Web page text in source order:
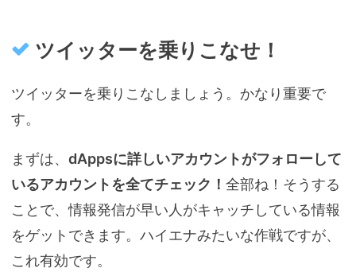
ツイッターを乗りこなせ！
ツイッターを乗りこなしましょう。かなり重要で
す。
まずは、 dAppsに詳しいアカウントがフォローして
いるアカウントを全てチェック！ 全部ね！そうする
ことで、情報発信が早い人がキャッチしている情報
をゲットできます。ハイエナみたいな作戦ですが、
これ有効です。